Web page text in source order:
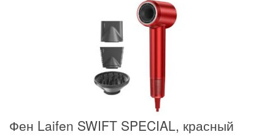
Фен Laifen SWIFT SPECIAL, красный